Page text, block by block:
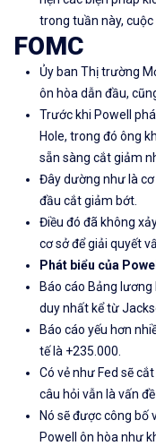
trong tuần này,
FOMC
Ủy ban Thị trường
ôn hòa dẫn đầu,
Trước khi Powell
Hole, trong đó ông
sẵn sàng cắt giảm
Đây dường như là
đầu cắt giảm bớt.
Điều đó đã không
cơ sở để giải quyết
Phát biểu của
Báo cáo Bảng
duy nhất kể từ
Báo cáo yếu hơn
tế là +235.000.
Có vẻ như Fed sẽ
câu hỏi vẫn là vấn
Nó sẽ được công bố
Powell ôn hòa như